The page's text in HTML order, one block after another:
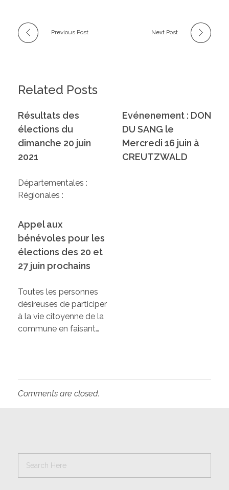
Previous Post Next Post
Related Posts
Résultats des
élections du
dimanche 20 juin
2021
Départementales :
Régionales :
Evénenement : DON
DU SANG le
Mercredi 16 juin à
CREUTZWALD
Appel aux
bénévoles pour les
élections des 20 et
27 juin prochains
Toutes les personnes
désireuses de participer
à la vie citoyenne de la
commune en faisant…
Comments are closed.